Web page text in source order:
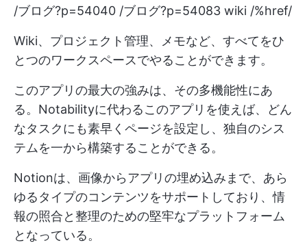
/ブログ?p=54040 /ブログ?p=54083 wiki /%href/
Wiki、プロジェクト管理、メモなど、すべてをひ
とつのワークスペースでやることができます。
このアプリの最大の強みは、その多機能性にあ
る。Notabilityに代わるこのアプリを使えば、どん
なタスクにも素早くページを設定し、独自のシス
テムを一から構築することができる。
Notionは、画像からアプリの埋め込みまで、あら
ゆるタイプのコンテンツをサポートしており、情
報の照合と整理のための堅牢なプラットフォーム
となっている。